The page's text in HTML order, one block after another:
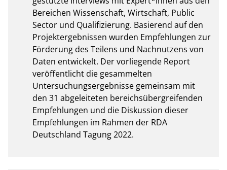
Bereichen Wissenschaft, Wirtschaft, Public
Sector und Qualifizierung. Basierend auf den
Projektergebnissen wurden Empfehlungen zur
Förderung des Teilens und Nachnutzens von
Daten entwickelt. Der vorliegende Report
veröffentlicht die gesammelten
Untersuchungsergebnisse gemeinsam mit
den 31 abgeleiteten bereichsübergreifenden
Empfehlungen und die Diskussion dieser
Empfehlungen im Rahmen der RDA
Deutschland Tagung 2022.